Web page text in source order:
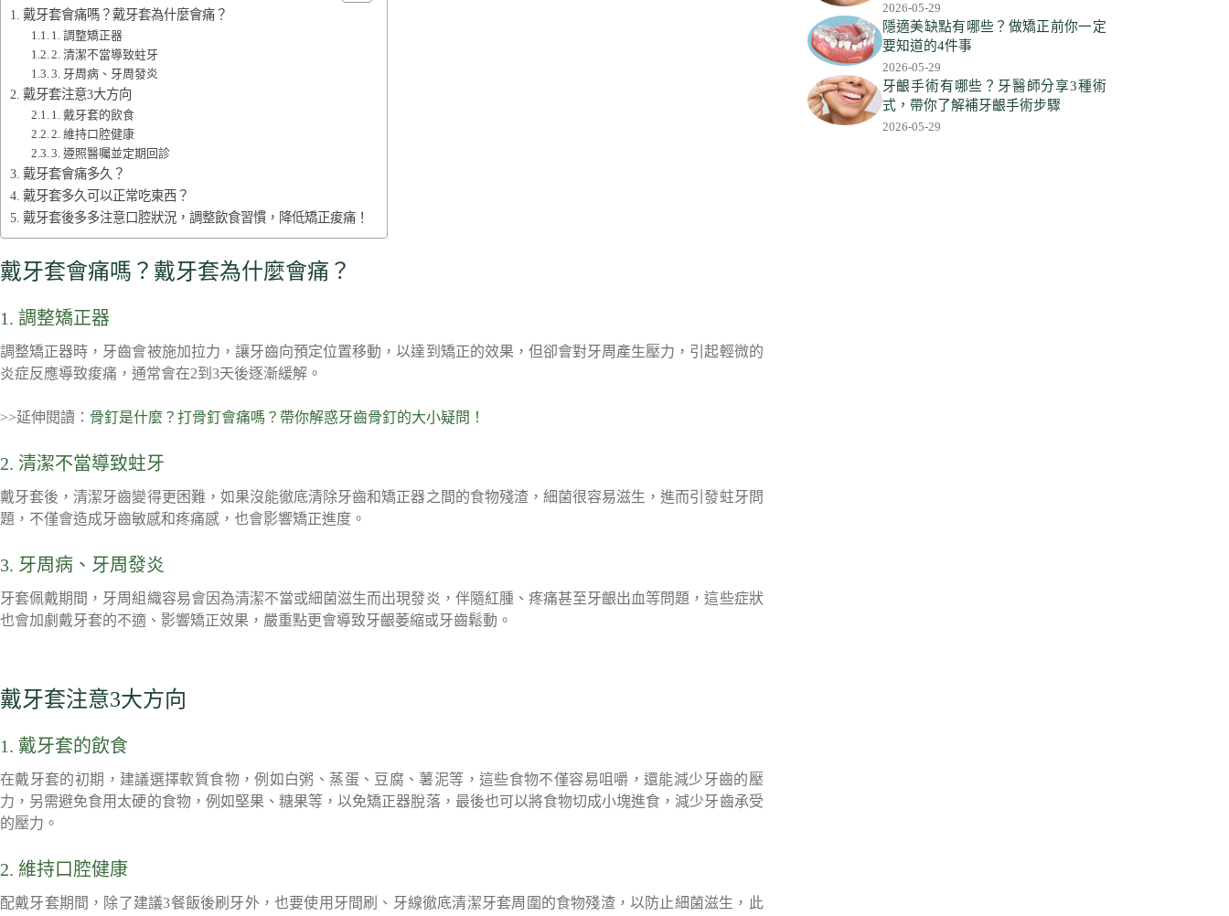
戴牙套會痛嗎？戴牙套為什麼會痛？
1. 調整矯正器
2. 清潔不當導致蛀牙
3. 牙周病、牙周發炎
戴牙套注意3大方向
1. 戴牙套的飲食
2. 維持口腔健康
3. 遵照醫囑並定期回診
戴牙套會痛多久？
戴牙套多久可以正常吃東西？
戴牙套後多多注意口腔狀況，調整飲食習慣，降低矯正痠痛！
戴牙套會痛嗎？戴牙套為什麼會痛？
1. 調整矯正器
調整矯正器時，牙齒會被施加拉力，讓牙齒向預定位置移動，以達到矯正的效果，但卻會對牙周產生壓力，引起輕微的
炎症反應導致痠痛，通常會在2到3天後逐漸緩解。
>>延伸閱讀： 骨釘是什麼？打骨釘會痛嗎？帶你解惑牙齒骨釘的大小疑問！
2. 清潔不當導致蛀牙
戴牙套後，清潔牙齒變得更困難，如果沒能徹底清除牙齒和矯正器之間的食物殘渣，細菌很容易滋生，進而引發蛀牙問
題，不僅會造成牙齒敏感和疼痛感，也會影響矯正進度。
3. 牙周病、牙周發炎
牙套佩戴期間，牙周組織容易會因為清潔不當或細菌滋生而出現發炎，伴隨紅腫、疼痛甚至牙齦出血等問題，這些症狀
也會加劇戴牙套的不適、影響矯正效果，嚴重點更會導致牙齦萎縮或牙齒鬆動。
戴牙套注意3大方向
1. 戴牙套的飲食
在戴牙套的初期，建議選擇軟質食物，例如白粥、蒸蛋、豆腐、薯泥等，這些食物不僅容易咀嚼，還能減少牙齒的壓
力，另需避免食用太硬的食物，例如堅果、糖果等，以免矯正器脫落，最後也可以將食物切成小塊進食，減少牙齒承受
的壓力。
2. 維持口腔健康
配戴牙套期間，除了建議3餐飯後刷牙外，也要使用牙間刷、牙線徹底清潔牙套周圍的食物殘渣，以防止細菌滋生，此
2026-05-29
隱適美缺點有哪些？做矯正前你一定
要知道的4件事
2026-05-29
牙齦手術有哪些？牙醫師分享3種術
式，帶你了解補牙齦手術步驟
2026-05-29